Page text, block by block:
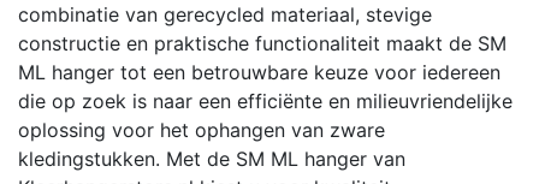
combinatie van gerecycled materiaal, stevige
constructie en praktische functionaliteit maakt de SM
ML hanger tot een betrouwbare keuze voor iedereen
die op zoek is naar een efficiënte en milieuvriendelijke
oplossing voor het ophangen van zware
kledingstukken. Met de SM ML hanger van